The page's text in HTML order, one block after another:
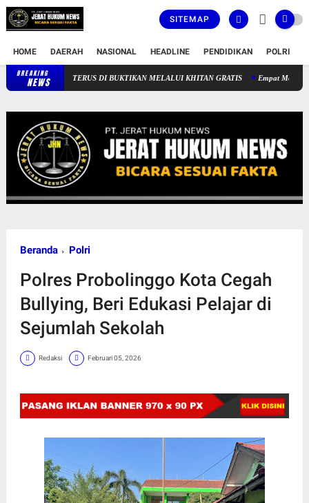
SITEMAP
HOME DAERAH NASIONAL HEADLINE PENDIDIKAN POLRI
BREAKING
NEWS KOMITMEN PELAYANAN SOSIAL RSUD-CICALENGKA TERUS
Beranda Polri
Polres Probolinggo Kota Cegah
Bullying, Beri Edukasi Pelajar di
Sejumlah Sekolah
Redaksi Februari 05, 2026